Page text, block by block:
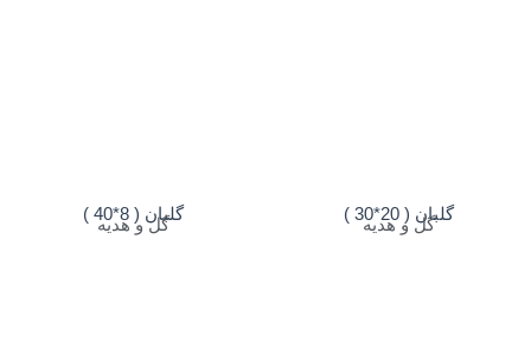
گلبان ( 20*30 )
گل و هدیه
گلبان ( 8*40 )
گل و هدیه